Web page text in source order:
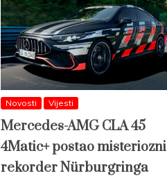
Novosti Vijesti
Mercedes-AMG CLA 45
4Matic+ postao misteriozni
rekorder Nürburgringa